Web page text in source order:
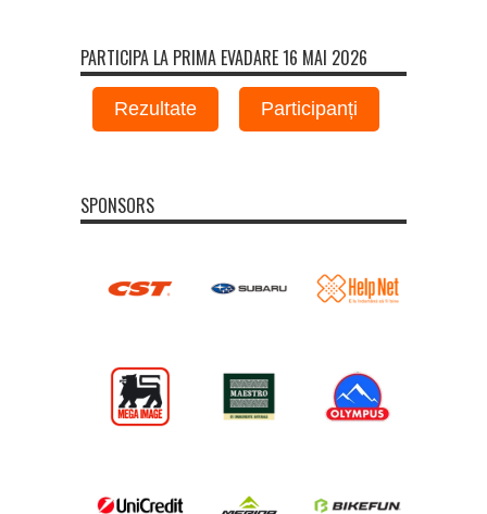
PARTICIPA LA PRIMA EVADARE 16 MAI 2026
Rezultate Participanți
SPONSORS